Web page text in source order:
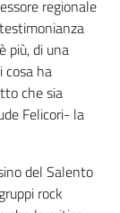
regionale
più, di una
cosa ha
che sia
Felicori- la
del Salento
rock